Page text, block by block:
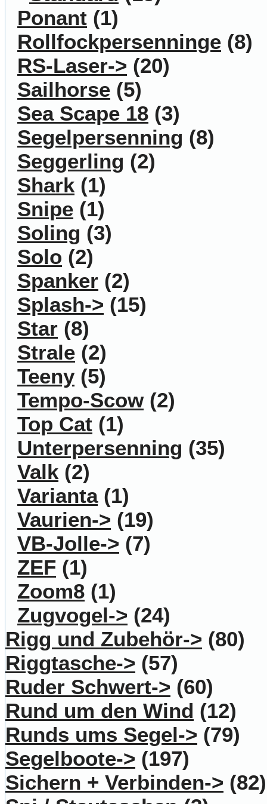
Ponant (1)
Rollfockpersenninge (8)
RS-Laser-> (20)
Sailhorse (5)
Sea Scape 18 (3)
Segelpersenning (8)
Seggerling (2)
Shark (1)
Snipe (1)
Soling (3)
Solo (2)
Spanker (2)
Splash-> (15)
Star (8)
Strale (2)
Teeny (5)
Tempo-Scow(2)
Top Cat (1)
Unterpersenning (35)
Valk (2)
Varianta(1)
Vaurien-> (19)
VB-Jolle-> (7)
ZEF (1)
Zoom8 (1)
Zugvogel-> (24)
Rigg und Zubehör-> (80)
Riggtasche-> (57)
Ruder Schwert-> (60)
Rund um den Wind (12)
Runds ums Segel-> (79)
Segelboote-> (197)
Sichern + Verbinden-> (82)